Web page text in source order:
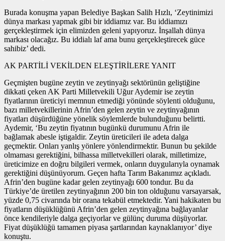
Burada konuşma yapan Belediye Başkan Salih Hızlı, ‘Zeytinimizi
dünya markası yapmak gibi bir iddiamız var. Bu iddiamızı
gerçekleştirmek için elimizden geleni yapıyoruz. İnşallah dünya
markası olacağız. Bu iddialı laf ama bunu gerçekleştirecek güce
sahibiz’ dedi.
AK PARTİLİ VEKİLDEN ELEŞTİRİLERE YANIT
Geçmişten bugüne zeytin ve zeytinyağı sektörünün geliştiğine
dikkati çeken AK Parti Milletvekili Uğur Aydemir ise zeytin
fiyatlarının üreticiyi memnun etmediği yönünde söylenti olduğunu,
bazı milletvekillerinin Afrin’den gelen zeytin ve zeytinyağının
fiyatları düşürdüğüne yönelik söylemlerde bulunduğunu belirtti.
Aydemir, ‘Bu zeytin fiyatının bugünkü durumunu Afrin ile
bağlamak abesle iştigaldir. Zeytin üreticileri ile adeta dalga
geçmektir. Onları yanlış yönlere yönlendirmektir. Bunun bu şekilde
olmaması gerektiğini, bilhassa milletvekilleri olarak, milletimize,
üreticimize en doğru bilgileri vermek, onların duygularıyla oynamak
gerektiğini düşünüyorum. Geçen hafta Tarım Bakanımız açıkladı.
Afrin’den bugüne kadar gelen zeytinyağı 600 tondur. Bu da
Türkiye’de üretilen zeytinyağının 200 bin ton olduğunu varsayarsak,
yüzde 0,75 civarında bir orana tekabül etmektedir. Yani hakikaten bu
fiyatların düşüklüğünü Afrin’den gelen zeytinyağına bağlayanlar
önce kendileriyle dalga geçiyorlar ve gülünç duruma düşüyorlar.
Fiyat düşüklüğü tamamen piyasa şartlarından kaynaklanıyor’ diye
konuştu.